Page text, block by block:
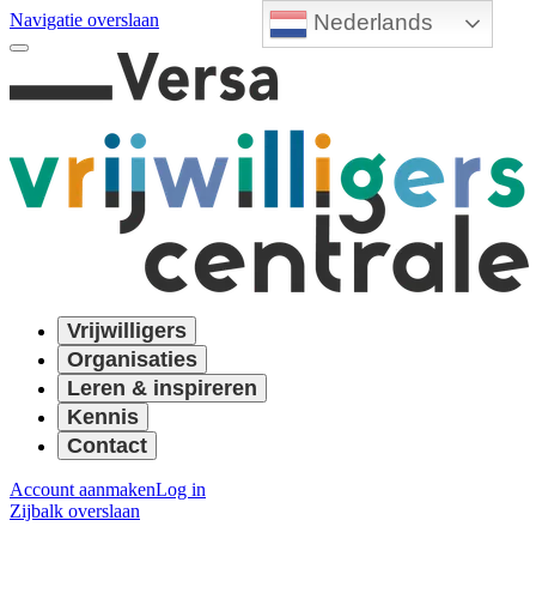
Nederlands
Navigatie overslaan
Vrijwilligers
Organisaties
Leren & inspireren
Kennis
Contact
Account aanmakenLog in
Zijbalk overslaan